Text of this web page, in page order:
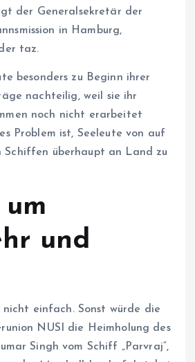
der Generalsekretär der
in Hamburg,
taz.
besonders zu Beginn ihrer
nachteilig, weil sie ihr
noch nicht erarbeitet
Problem ist, Seeleute von auf
Schiffen überhaupt an Land zu
und
einfach. Sonst würde die
NUSI die Heimholung des
Singh vom Schiff „Parvraj“,